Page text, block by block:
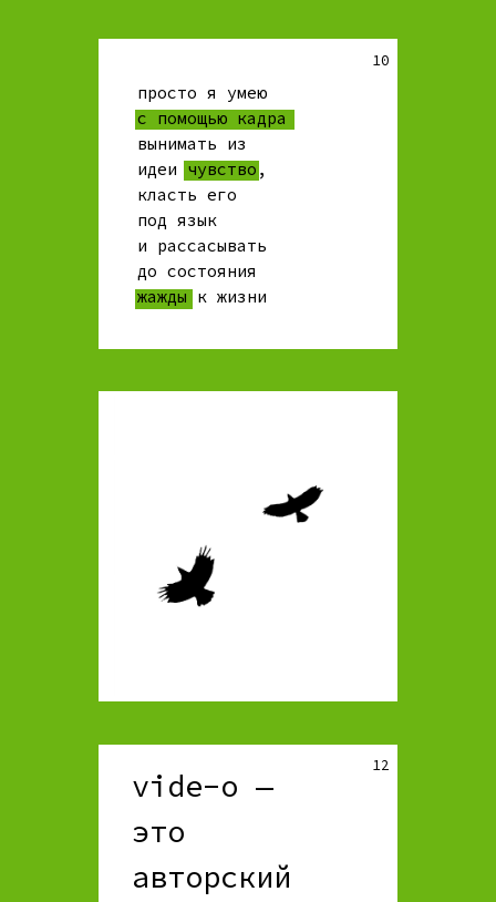
10
vide-o —
это
авторский
12
просто я умею
с помощью кадра
вынимать из
идеи чувство,
класть его
под язык
и рассасывать
до состояния
жажды к жизни